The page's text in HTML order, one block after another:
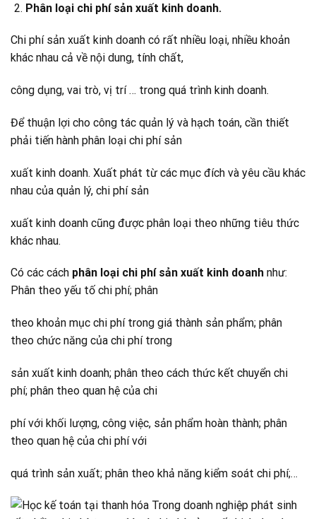
Phân loại chi phí sản xuất kinh doanh.
Chi phí sản xuất kinh doanh có rất nhiều loại, nhiều khoản
khác nhau cả về nội dung, tính chất,
công dụng, vai trò, vị trí … trong quá trình kinh doanh.
Để thuận lợi cho công tác quản lý và hạch toán, cần thiết
phải tiến hành phân loại chi phí sản
xuất kinh doanh. Xuất phát từ các mục đích và yêu cầu khác
nhau của quản lý, chi phí sản
xuất kinh doanh cũng được phân loại theo những tiêu thức
khác nhau.
Có các cách phân loại chi phí sản xuất kinh doanh như:
Phân theo yếu tố chi phí; phân
theo khoản mục chi phí trong giá thành sản phẩm; phân
theo chức năng của chi phí trong
sản xuất kinh doanh; phân theo cách thức kết chuyển chi
phí; phân theo quan hệ của chi
phí với khối lượng, công việc, sản phẩm hoàn thành; phân
theo quan hệ của chi phí với
quá trình sản xuất; phân theo khả năng kiểm soát chi phí;…